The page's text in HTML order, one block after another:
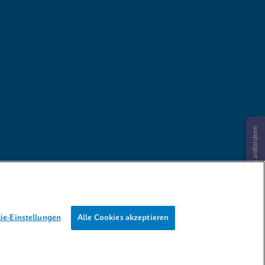
Informationen anfordern
Einstellungen Alle Cookies akzeptieren